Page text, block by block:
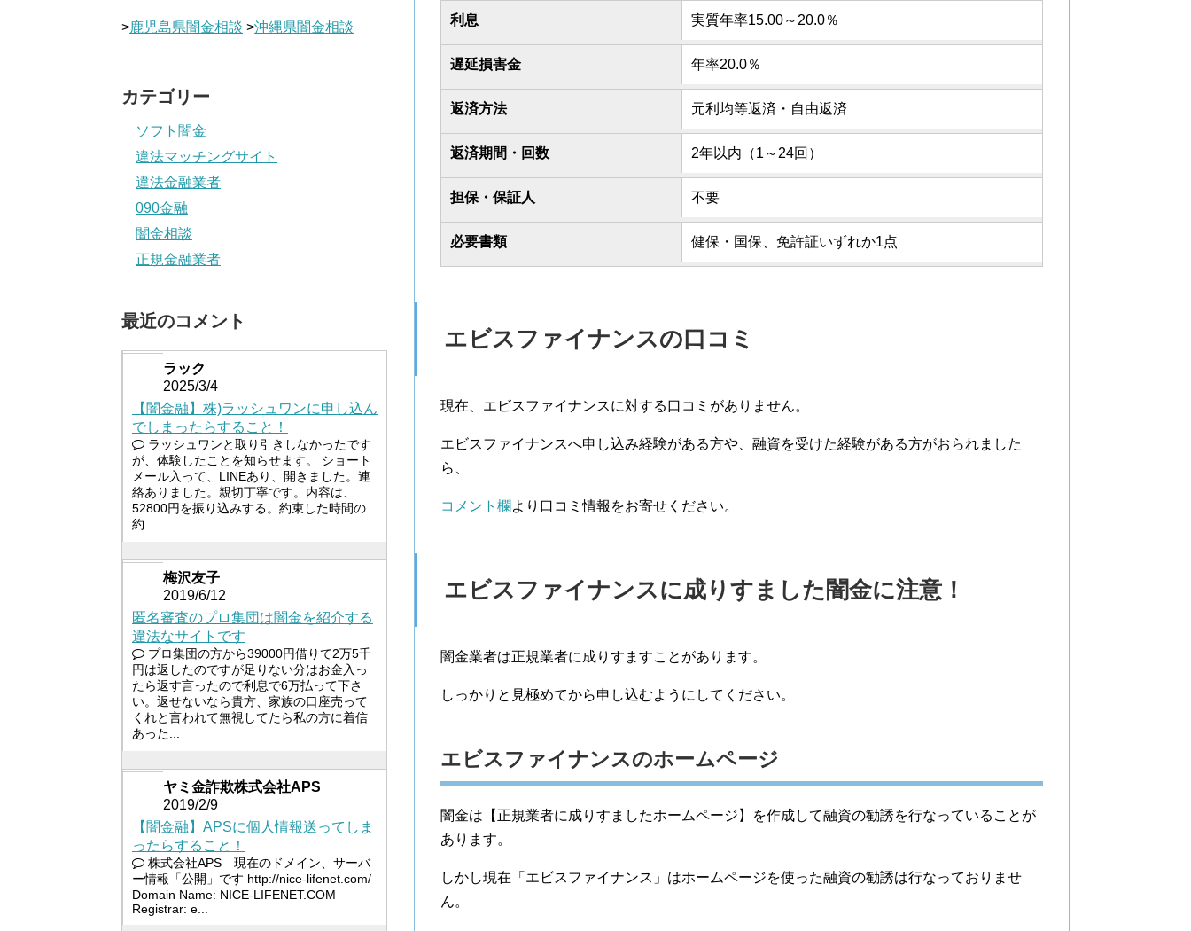
利息 実質年率15.00～20.0％
遅延損害金 年率20.0％
返済方法 元利均等返済・自由返済
返済期間・回数 2年以内（1～24回）
担保・保証人 不要
必要書類 健保・国保、免許証いずれか1点
エビスファイナンスの口コミ
現在、エビスファイナンスに対する口コミがありません。
エビスファイナンスへ申し込み経験がある方や、融資を受けた経験がある方がおられました
ら、
コメント欄より口コミ情報をお寄せください。
エビスファイナンスに成りすました闇金に注意！
闇金業者は正規業者に成りすますことがあります。
しっかりと見極めてから申し込むようにしてください。
エビスファイナンスのホームページ
闇金は【正規業者に成りすましたホームページ】を作成して融資の勧誘を行なっていることが
あります。
しかし現在「エビスファイナンス」はホームページを使った融資の勧誘は行なっておりませ
ん。
>鹿児島県闇金相談 >沖縄県闇金相談
カテゴリー
ソフト闇金
違法マッチングサイト
違法金融業者
090金融
闇金相談
正規金融業者
最近のコメント
ラック
2025/3/4
【闇金融】株)ラッシュワンに申し込ん
でしまったらすること！
ラッシュワンと取り引きしなかったです
が、体験したことを知らせます。 ショート
メール入って、LINEあり、開きました。連
絡ありました。親切丁寧です。内容は、
52800円を振り込みする。約束した時間の
約...
梅沢友子
2019/6/12
匿名審査のプロ集団は闇金を紹介する
違法なサイトです
プロ集団の方から39000円借りて2万5千
円は返したのですが足りない分はお金入っ
たら返す言ったので利息で6万払って下さ
い。返せないなら貴方、家族の口座売って
くれと言われて無視してたら私の方に着信
あった...
ヤミ金詐欺株式会社APS
2019/2/9
【闇金融】APSに個人情報送ってしま
ったらすること！
株式会社APS 現在のドメイン、サーバ
ー情報「公開」です http://nice-lifenet.com/
Domain Name: NICE-LIFENET.COM
Registrar: e...